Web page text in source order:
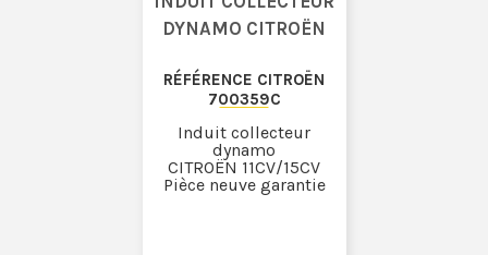
DYNAMO CITROËN
RÉFÉRENCE CITROËN
700359C
Induit collecteur
dynamo
CITROËN 11CV/15CV
Pièce neuve garantie